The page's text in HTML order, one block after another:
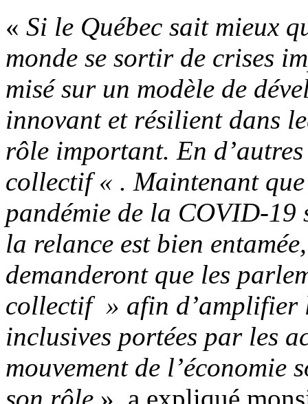
« Si le Québec sait mieux
monde se sortir de crises
misé sur un modèle de
innovant et résilient dans
rôle important. En
collectif « . Maintenant
pandémie de la COVID-19
la relance est bien
demanderont que les
collectif » afin d’amplifier
inclusives portées par les
mouvement de l’économie
son rôle », a expliqué